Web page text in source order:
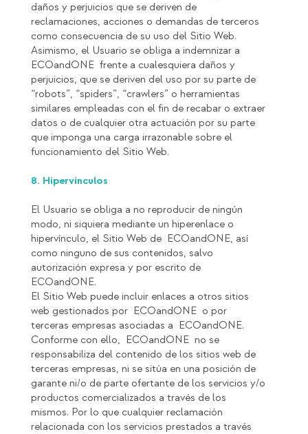
daños y perjuicios que se deriven de
reclamaciones, acciones o demandas de terceros
como consecuencia de su uso del Sitio Web.
Asimismo, el Usuario se obliga a indemnizar a
ECOandONE frente a cualesquiera daños y
perjuicios, que se deriven del uso por su parte de
“robots”, “spiders”, “crawlers” o herramientas
similares empleadas con el fin de recabar o extraer
datos o de cualquier otra actuación por su parte
que imponga una carga irrazonable sobre el
funcionamiento del Sitio Web.
8. Hipervínculos
El Usuario se obliga a no reproducir de ningún
modo, ni siquiera mediante un hiperenlace o
hipervínculo, el Sitio Web de ECOandONE, así
como ninguno de sus contenidos, salvo
autorización expresa y por escrito de
ECOandONE.
El Sitio Web puede incluir enlaces a otros sitios
web gestionados por ECOandONE o por
terceras empresas asociadas a ECOandONE.
Conforme con ello, ECOandONE no se
responsabiliza del contenido de los sitios web de
terceras empresas, ni se sitúa en una posición de
garante ni/o de parte ofertante de los servicios y/o
productos comercializados a través de los
mismos. Por lo que cualquier reclamación
relacionada con los servicios prestados a través